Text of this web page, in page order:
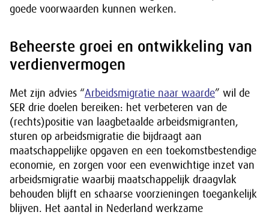
goede voorwaarden kunnen werken.
Beheerste groei en ontwikkeling van
verdienvermogen
Met zijn advies “Arbeidsmigratie naar waarde” wil de
SER drie doelen bereiken: het verbeteren van de
(rechts)positie van laagbetaalde arbeidsmigranten,
sturen op arbeidsmigratie die bijdraagt aan
maatschappelijke opgaven en een toekomstbestendige
economie, en zorgen voor een evenwichtige inzet van
arbeidsmigratie waarbij maatschappelijk draagvlak
behouden blijft en schaarse voorzieningen toegankelijk
blijven. Het aantal in Nederland werkzame